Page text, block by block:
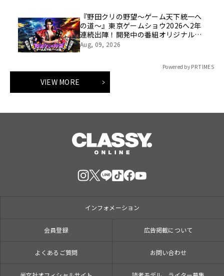
『野田クリの野望～ゲーム天下統一へ
の道～』東京ゲームショウ2026へ2年
連続出陣！開発中の番組オリジナルゲ
ームを世界最速体験！失敗したら即
Aug, 09, 2026
Powered by PR TIMES
VIEW MORE
インフォメーション
会員登録 広告掲載について
よくあるご質問 お問い合わせ